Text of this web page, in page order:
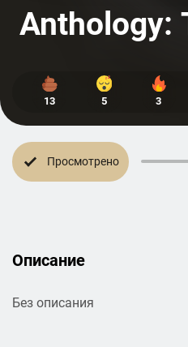
Anthology:
13 5 3
Просмотрено
Описание
Без описания